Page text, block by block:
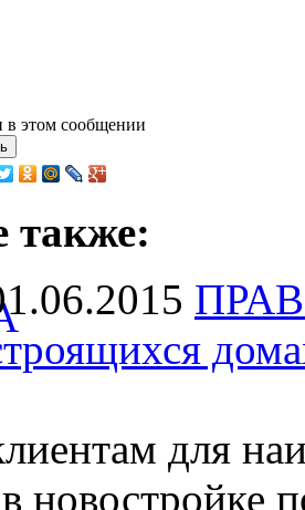
в этом сообщении
также:
для
новостройке